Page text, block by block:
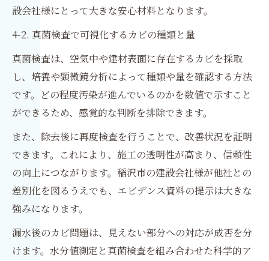
設会社様にとって大きな安心材料となります。
4-2. 真菌検査で可視化するカビの種類と量
真菌検査は、空気中や建材表面に存在するカビを採取
し、培養や顕微鏡分析によって種類や量を確認する方法
です。どの程度汚染が進んでいるのかを数値で示すこと
ができるため、感覚的な判断を排除できます。
また、除去後に再度検査を行うことで、改善状況を証明
できます。これにより、施工の透明性が高まり、信頼性
の向上につながります。稲沢市の建設会社様が他社との
差別化を図るうえでも、エビデンス資料の提示は大きな
強みになります。
漏水後のカビ問題は、見えない部分への対応が成否を分
けます。水分値測定と真菌検査を組み合わせた科学的ア